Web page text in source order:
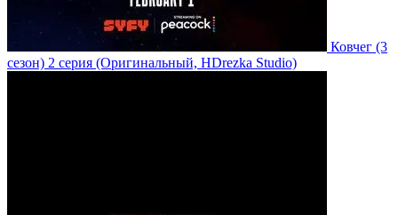
Ковчег (3
сезон) 2 серия (Оригинальный, HDrezka Studio)